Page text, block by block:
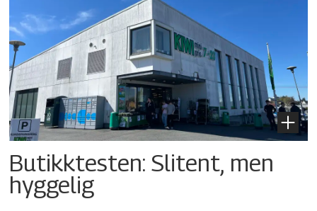
Butikktesten: Slitent, men
hyggelig